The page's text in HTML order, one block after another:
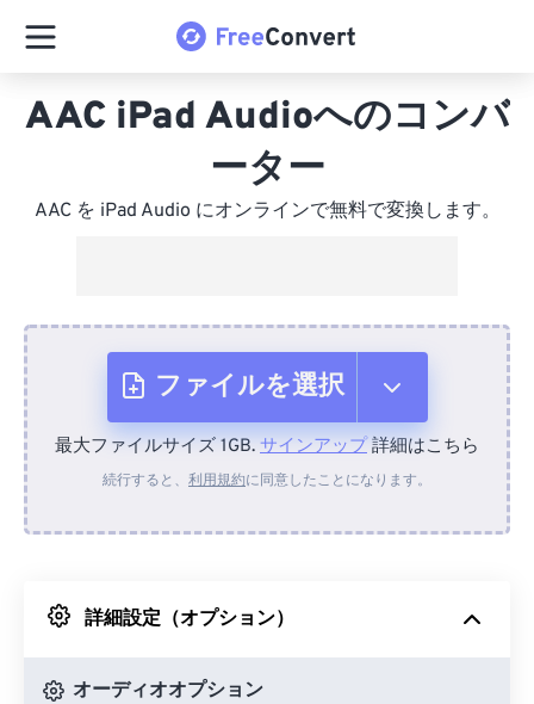
AAC iPad Audioへのコンバ
ーター
AAC を iPad Audio にオンラインで無料で変換します。
ファイルを選択
デバイスから
Googleドライブから
最大ファイルサイズ 1GB. サインアップ詳細はこちら
続行すると、 利用規約に同意したことになります。
詳細設定（オプション）
オーディオオプション